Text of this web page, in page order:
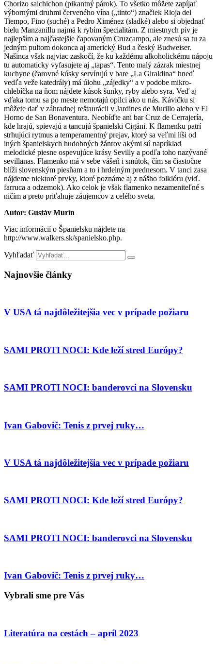
Chorizo saichichon (pikantný párok). To všetko môžete zapíjať
výbornými druhmi červeného vína („tinto“) značiek Rioja del
Tiempo, Fino (suché) a Pedro Ximénez (sladké) alebo si objednať
bielu Manzanillu najmä k rybím špecialitám. Z miestnych pív je
najlepším a najčastejšie čapovaným Cruzcampo, ale znesú sa tu za
jedným pultom dokonca aj americký Bud a český Budweiser.
Našinca však najviac zaskočí, že ku každému alkoholickému nápoju
tu automaticky vyfasujete aj „tapas“. Tento malý zázrak miestnej
kuchyne (čarovné kúsky servírujú v bare „La Giraldina“ hneď
vedľa veže katedrály) má úlohu „zájedky“ a v podobe mikro-
chlebíčka na ňom nájdete kúsok šunky, ryby alebo syra. Veď aj
vďaka tomu sa po meste nemotajú opilci ako u nás. Kávičku si
môžete dať v záhradnej reštaurácii v Jardines de Murillo alebo v El
Horno de San Bonaventura. Neobíďte ani bar Cruz de Cerrajería,
kde hrajú, spievajú a tancujú španielski Cigáni. K flamenku patrí
strhujúci rytmus a temperamentný prejav, ktorý sa veľmi líši od
iných španielskych hudobných žánrov akými sú napríklad
melodické piesne ospevujúce krásy Sevilly a podľa toho nazývané
sevillanas. Flamenko má v sebe vášeň i smútok, čím sa čiastočne
blíži slovenským piesňam a to i hrdelným prednesom. V tanci zasa
nájdeme niektoré prvky, ktoré poznáme aj z nášho folklóru (viď.
farruca a odzemok). Ako celok je však flamenko nezameniteľné s
ničím a preto priťahuje záujemcov z celého sveta.
Autor: Gustáv Murín
Viac informácií o Španielsku nájdete na
http://www.walkers.sk/spanielsko.php.
Vyhľadať
Najnovšie články
V USA tá najdôležitejšia vec v prípade požiaru
SAMI PROTI NOCI: Kde leží stred Európy?
SAMI PROTI NOCI: banderovci na Slovensku
Ivan Gabovič: Tenis z prvej ruky…
V USA tá najdôležitejšia vec v prípade požiaru
SAMI PROTI NOCI: Kde leží stred Európy?
SAMI PROTI NOCI: banderovci na Slovensku
Ivan Gabovič: Tenis z prvej ruky…
Vybrali sme pre Vás
Literatúra na cestách – apríl 2023